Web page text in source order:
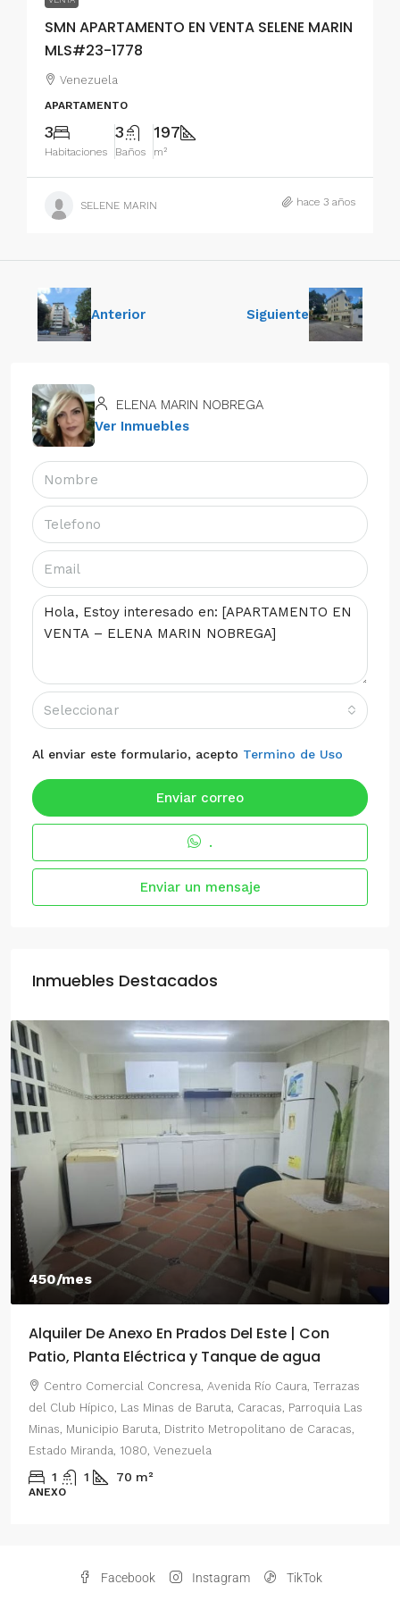
SMN APARTAMENTO EN VENTA SELENE MARIN
MLS#23-1778
Venezuela
APARTAMENTO
3
Habitaciones
3
Baños
197
m²
SELENE MARIN hace 3 años
Anterior Siguiente
ELENA MARIN NOBREGA
Ver Inmuebles
Seleccionar
Al enviar este formulario, acepto Termino de Uso
Enviar correo
.
Enviar un mensaje
Inmuebles Destacados
450/mes
Alquiler De Anexo En Prados Del Este | Con
Patio, Planta Eléctrica y Tanque de agua
Centro Comercial Concresa, Avenida Río Caura, Terrazas
del Club Hípico, Las Minas de Baruta, Caracas, Parroquia Las
Minas, Municipio Baruta, Distrito Metropolitano de Caracas,
Estado Miranda, 1080, Venezuela
1 1 70 m²
ANEXO
Facebook Instagram TikTok